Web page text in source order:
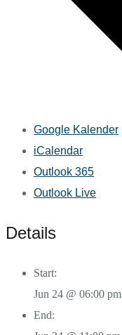
Google Kalender
iCalendar
Outlook 365
Outlook Live
Details
Start:
Jun 24 @ 06:00 pm
End: